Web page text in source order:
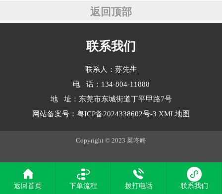
返回顶部
联系我们
联系人：苏先生
电 话：134-804-11888
地 址：东莞市东城街道丁平甲路7号
网站备案号： 粤ICP备2024338602号-3 XML地图
Copyright © 2023 菜咚咚
返回首页 下单流程 拨打电话 联系我们